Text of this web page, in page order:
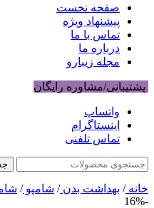
صفحه نخست
پیشنهاد ویژه
تماس با ما
درباره ما
مجله زیبارو
پشتیبانی/مشاوره رایگان
واتساپ
اینستاگرام
تماس تلفنی
خانه/ بهداشت بدن/ شامپو/
-16%